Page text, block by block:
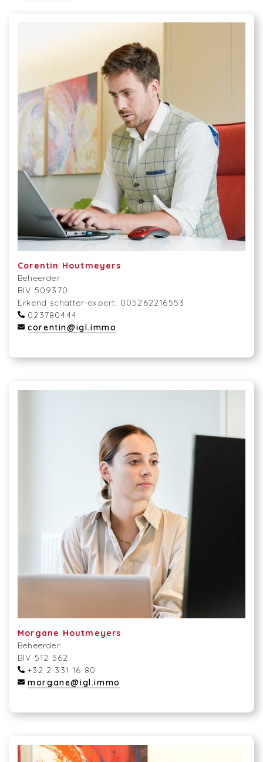
Corentin Houtmeyers
Beheerder
BIV 509370
Erkend schatter-expert: 005262216553
023780444
corentin@igl.immo
Morgane Houtmeyers
Beheerder
BIV 512 562
+32 2 331 16 80
morgane@igl.immo